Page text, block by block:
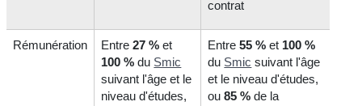
contrat
Rémunération Entre27 % et
100 % du Smic
suivant l'âge et le
niveau d'études,
Entre55 % et 100 %
du Smic suivant l'âge
et le niveau d'études,
ou85 % de la